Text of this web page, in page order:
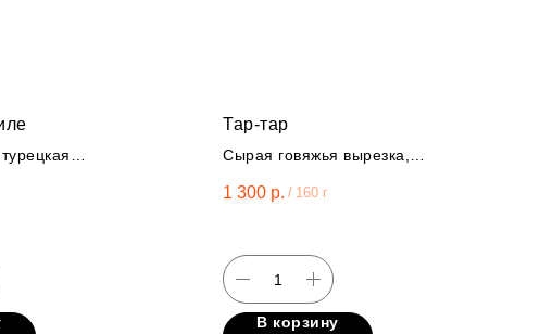
Тар-тар
Сырая говяжья вырезка,
лук, корнишон, зеленый лук,
шрирача, кетчуп.
1 300 р. / 160 г
В корзину